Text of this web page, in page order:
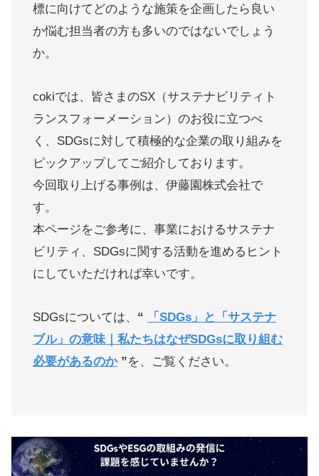
標に向けてどのような施策を企画したら良い
か悩む担当者の方も多いのではないでしょう
か。
cokiでは、皆さまのSX（サステナビリティト
ランスフォーメーション）のお役に立つべ
く、SDGsに対して積極的な企業の取り組みを
ピックアップしてご紹介しております。
今回取り上げる事例は、伊藤園株式会社で
す。
本ページをご参考に、事業におけるサステナ
ビリティ、SDGsに関する活動を進めるヒント
にしていただければ幸いです。
SDGsについては、 “
「SDGs」と「サステナ
ブル」の意味｜私たちはなぜSDGsに取り組む
必要があるのか”を、ご覧ください。